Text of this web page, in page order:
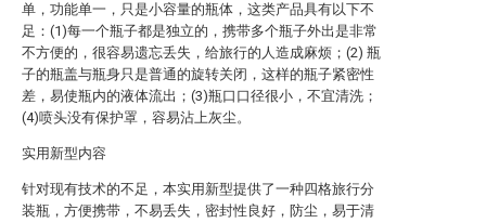
单，功能单一，只是小容量的瓶体，这类产品具有以下不
足：(1)每一个瓶子都是独立的，携带多个瓶子外出是非常
不方便的，很容易遗忘丢失，给旅行的人造成麻烦；(2) 瓶
子的瓶盖与瓶身只是普通的旋转关闭，这样的瓶子紧密性
差，易使瓶内的液体流出；(3)瓶口口径很小，不宜清洗；
(4)喷头没有保护罩，容易沾上灰尘。
实用新型内容
针对现有技术的不足，本实用新型提供了一种四格旅行分
装瓶，方便携带，不易丢失，密封性良好，防尘，易于清